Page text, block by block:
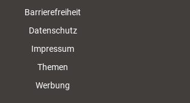
Barrierefreiheit
Datenschutz
Impressum
Themen
Werbung